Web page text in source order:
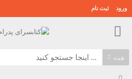
ورود ثبت نام
همه